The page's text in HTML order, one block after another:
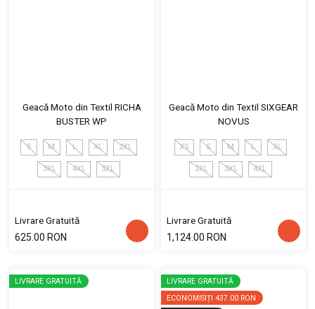
Geacă Moto din Textil RICHA
BUSTER WP
S M L XL 2XL
3XL 4XL 5XL
Livrare Gratuită
625.00 RON
Geacă Moto din Textil SIXGEAR
NOVUS
XS S M L XL
2XL 3XL 4XL
Livrare Gratuită
1,124.00 RON
LIVRARE GRATUITĂ
LIVRARE GRATUITĂ
ECONOMISIȚI 437.00 RON